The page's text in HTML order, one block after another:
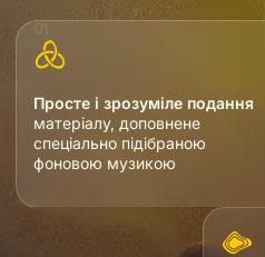
Просте і зрозуміле подання
матеріалу, доповнене
спеціально підібраною
фоновою музикою